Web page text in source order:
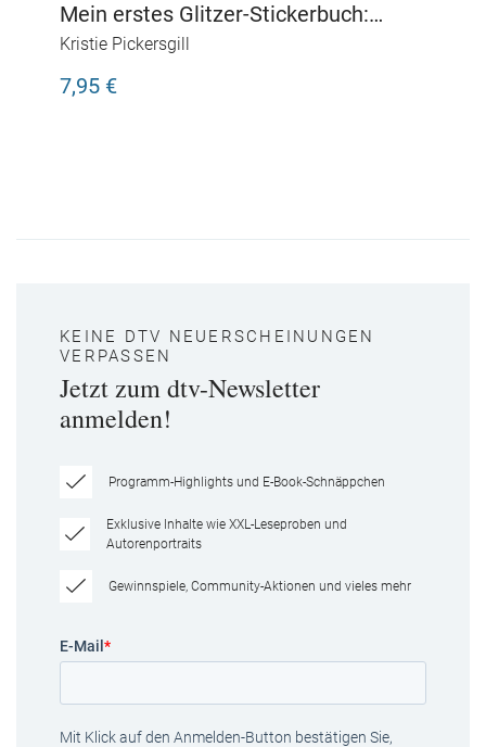
Mein erstes Glitzer-Stickerbuch:
Prinzessinnen
Kristie Pickersgill
7,95 €
KEINE DTV NEUERSCHEINUNGEN
VERPASSEN
Jetzt zum dtv-Newsletter
anmelden!
Programm-Highlights und E-Book-Schnäppchen
Exklusive Inhalte wie XXL-Leseproben und
Autorenportraits
Gewinnspiele, Community-Aktionen und vieles mehr
E-Mail *
Mit Klick auf den Anmelden-Button bestätigen Sie,